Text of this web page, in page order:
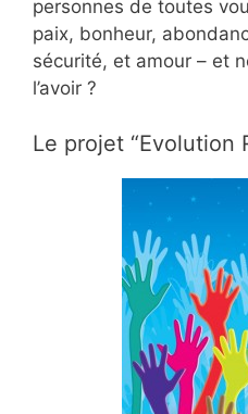
personnes de toutes
paix, bonheur,
sécurité, et amour – et
l’avoir ?
Le projet “Evolution